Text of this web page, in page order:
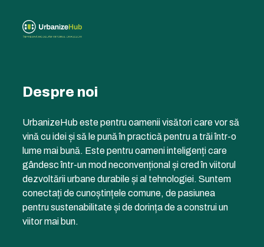
Despre noi
UrbanizeHub este pentru oamenii visători care vor să
vină cu idei și să le pună în practică pentru a trăi într-o
lume mai bună. Este pentru oameni inteligenți care
gândesc într-un mod neconvențional și cred în viitorul
dezvoltării urbane durabile și al tehnologiei. Suntem
conectați de cunoștințele comune, de pasiunea
pentru sustenabilitate și de dorința de a construi un
viitor mai bun.